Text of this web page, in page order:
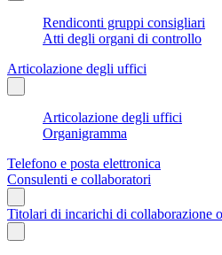
Rendiconti gruppi consigliari
Atti degli organi di controllo
Articolazione degli uffici
Articolazione degli uffici
Organigramma
Telefono e posta elettronica
Consulenti e collaboratori
Titolari di incarichi di collaborazione